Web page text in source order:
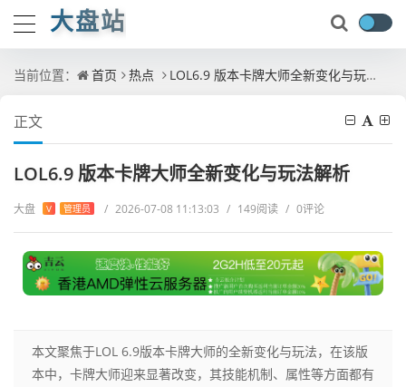
大盘站
当前位置： 首页 热点 LOL6.9 版本卡牌大师全新变化与玩法解析
正文
LOL6.9 版本卡牌大师全新变化与玩法解析
大盘 V 管理员 / 2026-07-08 11:13:03 / 149阅读 / 0评论
本文聚焦于LOL 6.9版本卡牌大师的全新变化与玩法，在该版
本中，卡牌大师迎来显著改变，其技能机制、属性等方面都有